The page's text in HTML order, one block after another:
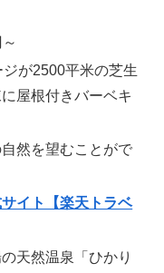
ジが2500平米の芝生
屋根付きバーベキ
然を望むことがで
イト【楽天トラベ
天然温泉「ひかり